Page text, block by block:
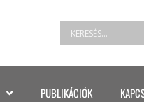
PUBLIKÁCIÓK